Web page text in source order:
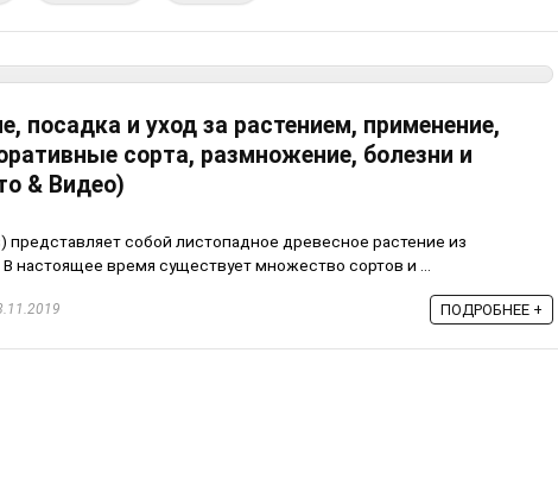
посадка и уход за растением, применение,
сорта, размножение, болезни и
& Видео)
представляет собой листопадное древесное растение из
настоящее время существует множество сортов и ...
ПОДРОБНЕЕ +